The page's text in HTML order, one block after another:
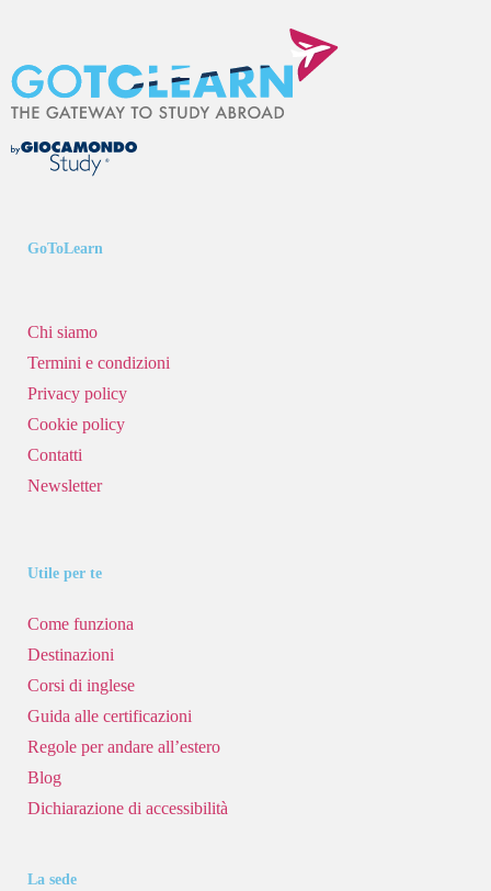
GoToLearn
Chi siamo
Termini e condizioni
Privacy policy
Cookie policy
Contatti
Newsletter
Utile per te
Come funziona
Destinazioni
Corsi di inglese
Guida alle certificazioni
Regole per andare all’estero
Blog
Dichiarazione di accessibilità
La sede